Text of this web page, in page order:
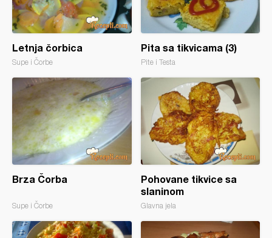
Letnja čorbica
Supe i Čorbe
Pita sa tikvicama (3)
Pite i Testa
Brza Čorba
Supe i Čorbe
Pohovane tikvice sa
slaninom
Glavna jela